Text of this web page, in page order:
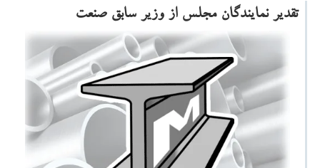
تقدیر نمایندگان مجلس از وزیر سابق صنعت